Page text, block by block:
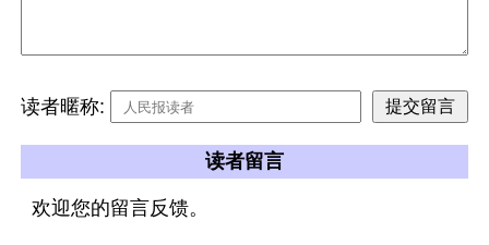
读者暱称:
读者留言
欢迎您的留言反馈。